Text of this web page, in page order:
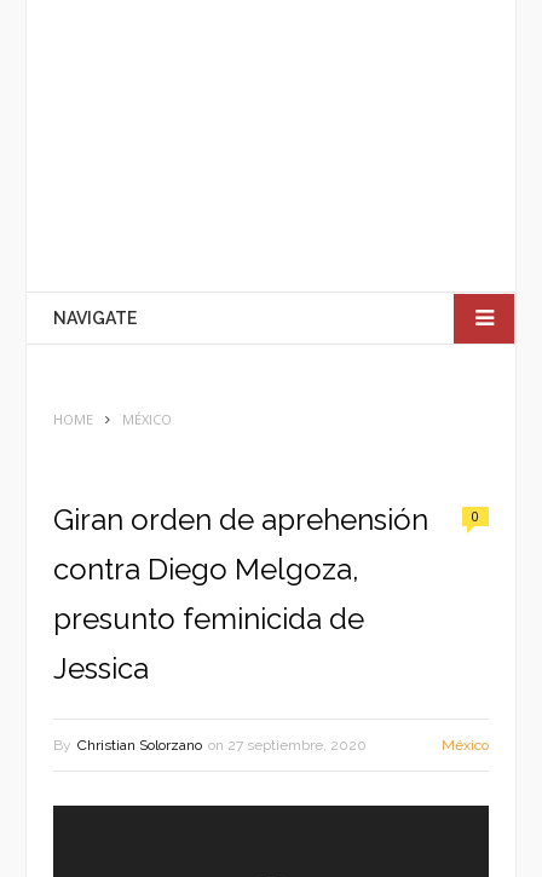
NAVIGATE
HOME MÉXICO
Giran orden de aprehensión
contra Diego Melgoza,
presunto feminicida de
Jessica
0
By Christian Solorzano on 27 septiembre, 2020 México